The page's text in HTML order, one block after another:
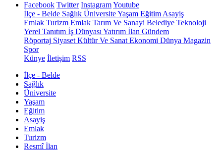
Facebook Twitter InstagramYoutube
İlçe - Belde Sağlık ÜniversiteYaşam Eğitim Asayiş
Emlak Turizm Emlak Tarım Ve Sanayi Belediye Teknoloji
Yerel Tanıtım İş Dünyası Yatırım İlan Gündem
Röportaj Siyaset Kültür Ve Sanat Ekonomi Dünya Magazin
Spor
Künye İletişim RSS
İlçe - Belde
Sağlık
Üniversite
Yaşam
Eğitim
Asayiş
Emlak
Turizm
Resmî İlan